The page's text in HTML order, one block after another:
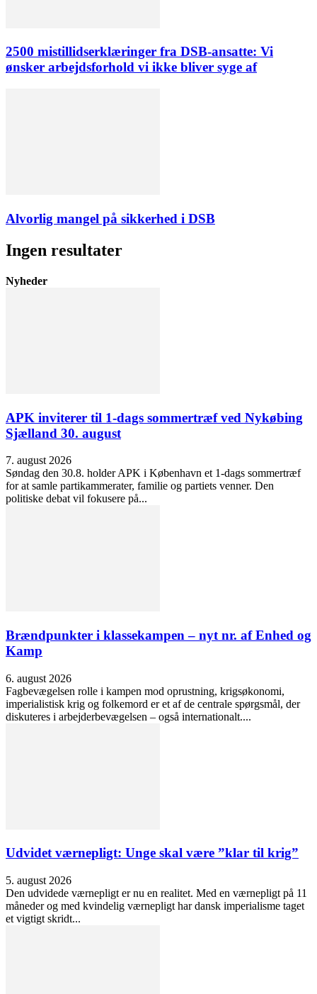
2500 mistillidserklæringer fra DSB-ansatte: Vi
ønsker arbejdsforhold vi ikke bliver syge af
Alvorlig mangel på sikkerhed i DSB
Ingen resultater
Nyheder
APK inviterer til 1-dags sommertræf ved Nykøbing
Sjælland 30. august
7. august 2026
Søndag den 30.8. holder APK i København et 1-dags sommertræf
for at samle partikammerater, familie og partiets venner. Den
politiske debat vil fokusere på...
Brændpunkter i klassekampen – nyt nr. af Enhed og
Kamp
6. august 2026
Fagbevægelsen rolle i kampen mod oprustning, krigsøkonomi,
imperialistisk krig og folkemord er et af de centrale spørgsmål, der
diskuteres i arbejderbevægelsen – også internationalt....
Udvidet værnepligt: Unge skal være ”klar til krig”
5. august 2026
Den udvidede værnepligt er nu en realitet. Med en værnepligt på 11
måneder og med kvindelig værnepligt har dansk imperialisme taget
et vigtigt skridt...